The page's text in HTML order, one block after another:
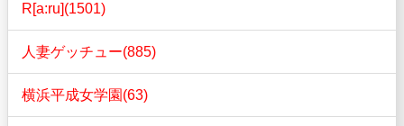
R[a:ru](1501)
人妻ゲッチュー(885)
横浜平成女学園(63)